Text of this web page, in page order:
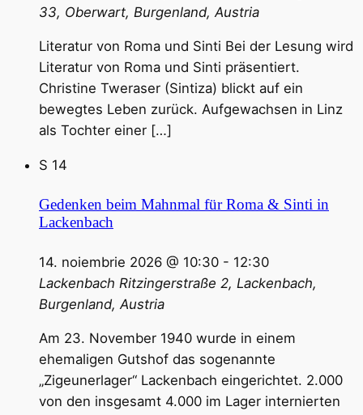
33, Oberwart, Burgenland, Austria
Literatur von Roma und Sinti Bei der Lesung wird
Literatur von Roma und Sinti präsentiert.
Christine Tweraser (Sintiza) blickt auf ein
bewegtes Leben zurück. Aufgewachsen in Linz
als Tochter einer […]
S 14
Gedenken beim Mahnmal für Roma & Sinti in
Lackenbach
14. noiembrie 2026 @ 10:30 - 12:30
Lackenbach Ritzingerstraße 2, Lackenbach,
Burgenland, Austria
Am 23. November 1940 wurde in einem
ehemaligen Gutshof das sogenannte
„Zigeunerlager“ Lackenbach eingerichtet. 2.000
von den insgesamt 4.000 im Lager internierten